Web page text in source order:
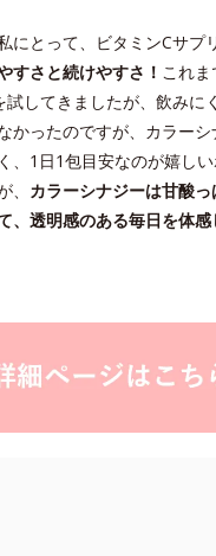
とって、ビタミンCサプ
すさと続けやすさ！ これ
試してきましたが、飲み
かったのですが、カラー
、1日1包目安なのが嬉し
カラーシナジーは甘酸
透明感のある毎日を体感